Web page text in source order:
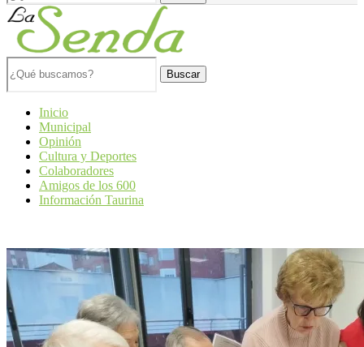
Buscar
Inicio
Municipal
Opinión
Cultura y Deportes
Colaboradores
Amigos de los 600
Información Taurina